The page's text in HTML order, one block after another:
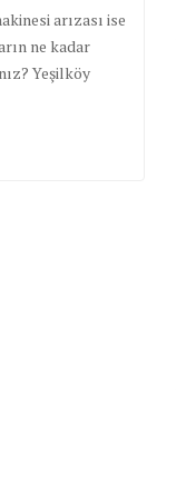
arızası ise
ne kadar
Yeşilköy